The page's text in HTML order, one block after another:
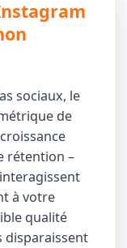
sociaux, le
de
rétention –
à votre
qualité
disparaissent